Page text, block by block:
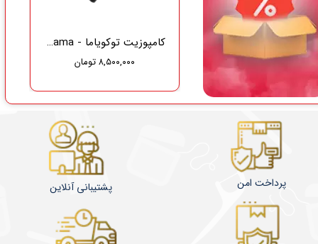
کامپوزیت توکویاما - Tokuyama
۸,۵۰۰,۰۰۰ تومان
گاز دندانپزشکی نفیس طب سلامت
۳۷۵,۰۰۰ تومان
پشتیبانی آنلاین پرداخت امن